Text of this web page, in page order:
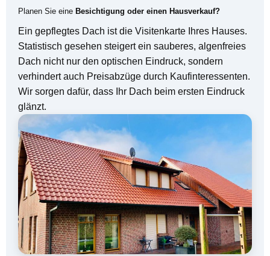
Planen Sie eine Besichtigung oder einen Hausverkauf?
Ein gepflegtes Dach ist die Visitenkarte Ihres Hauses.
Statistisch gesehen steigert ein sauberes, algenfreies
Dach nicht nur den optischen Eindruck, sondern
verhindert auch Preisabzüge durch Kaufinteressenten.
Wir sorgen dafür, dass Ihr Dach beim ersten Eindruck
glänzt.